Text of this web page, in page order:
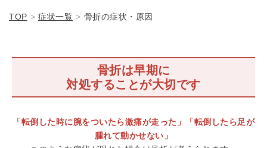
TOP 症状一覧 骨折の症状・原因
骨折は早期に
対処することが大切です
「転倒した時に腕をついたら激痛が走った」「転倒したら足が
腫れて動かせない」